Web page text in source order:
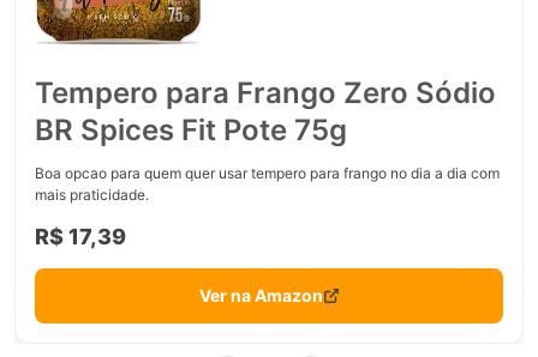
Tempero para Frango Zero Sódio
BR Spices Fit Pote 75g
Boa opcao para quem quer usar tempero para frango no dia a dia com
mais praticidade.
R$ 17,39
Ver na Amazon